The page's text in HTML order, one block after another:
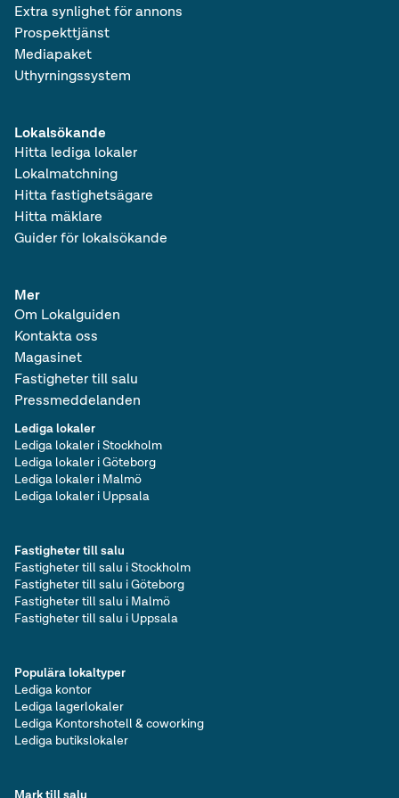
Lokalsökande
Hitta lediga lokaler
Lokalmatchning
Hitta fastighetsägare
Hitta mäklare
Guider för lokalsökande
Extra synlighet för annons
Prospekttjänst
Mediapaket
Uthyrningssystem
Mer
Om Lokalguiden
Kontakta oss
Magasinet
Fastigheter till salu
Pressmeddelanden
Lediga lokaler
Lediga lokaler i Stockholm
Lediga lokaler i Göteborg
Lediga lokaler i Malmö
Lediga lokaler i Uppsala
Populära lokaltyper
Lediga kontor
Lediga lagerlokaler
Lediga Kontorshotell & coworking
Lediga butikslokaler
Fastigheter till salu
Fastigheter till salu i Stockholm
Fastigheter till salu i Göteborg
Fastigheter till salu i Malmö
Fastigheter till salu i Uppsala
Mark till salu